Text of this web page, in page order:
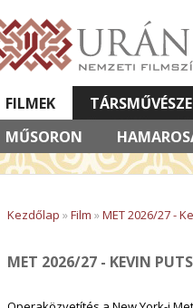
FILMEK
MŰSORON
VETÍTETT KÉPES
Kezdőlap »Film »MET 2026/27 -
MET 2026/27 - KEVIN PUTS: